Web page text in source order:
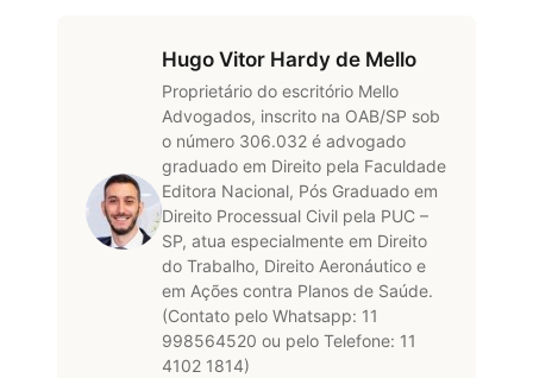
Hugo Vitor Hardy de Mello
Proprietário do escritório Mello
Advogados, inscrito na OAB/SP sob
o número 306.032 é advogado
graduado em Direito pela Faculdade
Editora Nacional, Pós Graduado em
Direito Processual Civil pela PUC –
SP, atua especialmente em Direito
do Trabalho, Direito Aeronáutico e
em Ações contra Planos de Saúde.
(Contato pelo Whatsapp: 11
998564520 ou pelo Telefone: 11
4102 1814)